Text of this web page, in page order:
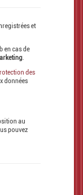
et
en cas de
.
des
données
au
pouvez